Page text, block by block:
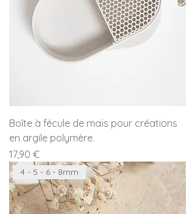
Boîte à fécule de maïs pour créations
en argile polymère.
Prix
17,90 €
4 - 5 - 6 - 8mm